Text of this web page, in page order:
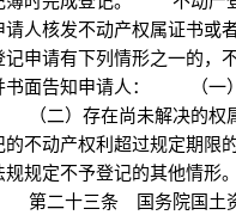
人核发不动产权属证书或者
请有下列情形之一的，
书面告知申请人： （一）
二）存在尚未解决的权属
不动产权利超过规定期
规规定不予登记的其他情
第二十三条 国务院国土